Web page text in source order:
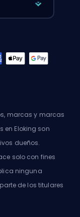
marcas y marcas
Eloking son
dueños.
solo con fines
ninguna
de los titulares